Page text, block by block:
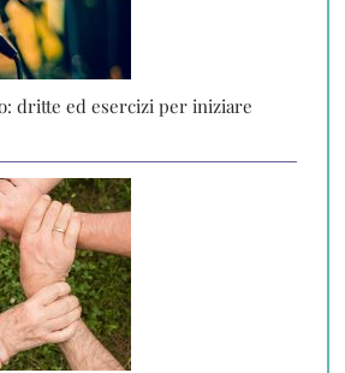
dritte ed esercizi per iniziare